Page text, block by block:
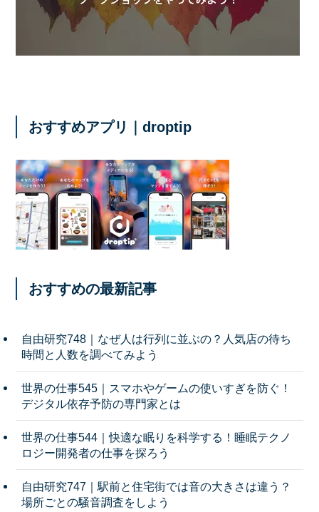
おすすめアプリ｜droptip
おすすめの最新記事
自由研究748｜なぜ人は行列に並ぶの？人気店の待ち
時間と人数を調べてみよう
世界の仕事545｜スマホやゲームの使いすぎを防ぐ！
デジタル依存予防の専門家とは
世界の仕事544｜快適な眠りを科学する！睡眠テクノ
ロジー開発者の仕事を探ろう
自由研究747｜駅前と住宅街では音の大きさは違う？
場所ごとの騒音調査をしよう